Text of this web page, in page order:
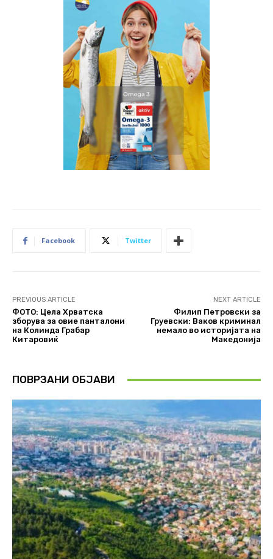
Facebook Twitter
PREVIOUS ARTICLE
ФОТО: Цела Хрватска
зборува за oвие панталони
на Колинда Грабар
Китаровиќ
NEXT ARTICLE
Филип Петровски за
Груевски: Ваков криминал
немало во историјата на
Македонија
ПОВРЗАНИ ОБЈАВИ